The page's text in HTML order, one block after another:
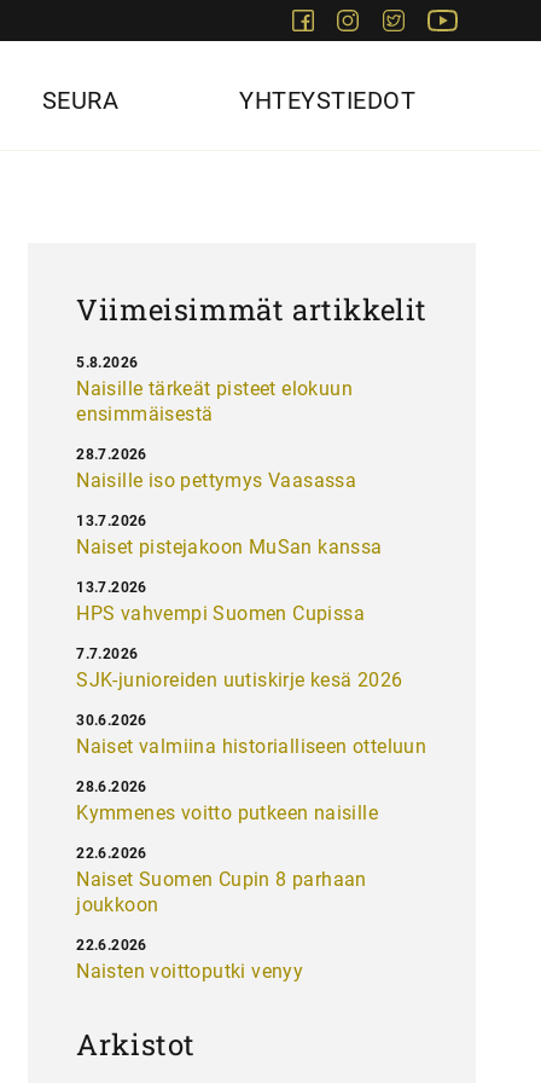
FacebookInstagram
Twitter
SEURA YHTEYSTIEDOT
Viimeisimmät artikkelit
Naisille tärkeät pisteet elokuun
ensimmäisestä
5.8.2026
Naisille iso pettymys Vaasassa
28.7.2026
Naiset pistejakoon MuSan kanssa
13.7.2026
HPS vahvempi Suomen Cupissa
13.7.2026
SJK-junioreiden uutiskirje kesä 2026
7.7.2026
Naiset valmiina historialliseen otteluun
30.6.2026
Kymmenes voitto putkeen naisille
28.6.2026
Naiset Suomen Cupin 8 parhaan
joukkoon
22.6.2026
Naisten voittoputki venyy
22.6.2026
Arkistot